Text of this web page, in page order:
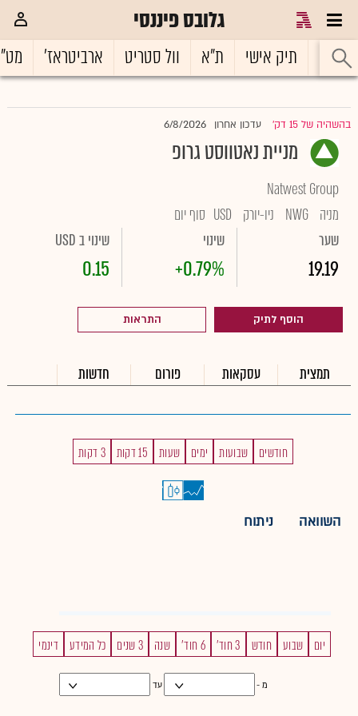
גלובס פיננסי
ראשי תיק אישי ת"א וול סטריט ארביטראז'
בהשהיה של 15 דק' עדכון אחרון 6/8/2026
מניית נאטווסט גרופ
Natwest Group
מניה NWG ניו-יורק USD סוף יום
שער
19.19
שינוי
+0.79%
שינוי ב USD
0.15
הוסף לתיק התראות
תמצית עסקאות פורום חדשות
חודשים שבועות ימים שעות 15 דקות 3 דקות
השוואה ניתוח
יום שבוע חודש 3 חוד' 6 חוד' שנה 3 שנים כל המידע דינמי
מ - עד